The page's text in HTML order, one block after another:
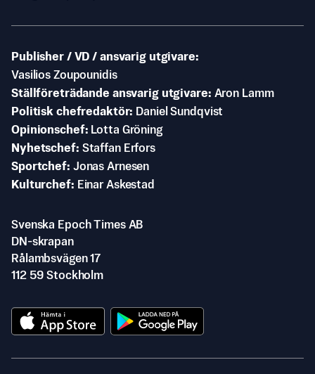
Publisher / VD / ansvarig utgivare
Vasilios Zoupounidis
Ställföreträdande ansvarig utgivare Aron Lamm
Politisk chefredaktör
Daniel Sundqvist
Opinionschef
Lotta Gröning
Nyhetschef Staffan Erfors
Sportchef Jonas Arnesen
Kulturchef
Einar Askestad
Svenska Epoch Times AB
DN-skrapan
Rålambsvägen 17
112 59 Stockholm